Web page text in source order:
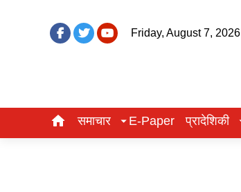
Friday, August 7, 2026
समाचार E-Paper प्रादेशिकी